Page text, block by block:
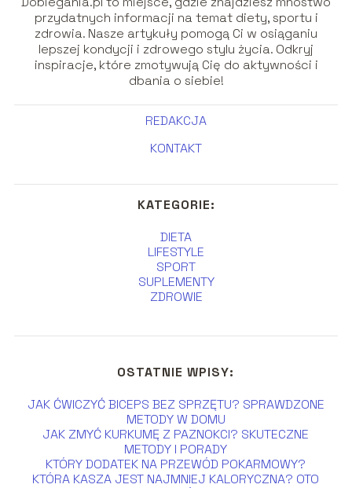
przydatnych informacji na temat diety, sportu i
zdrowia. Nasze artykuły pomogą Ci w osiąganiu
lepszej kondycji i zdrowego stylu życia. Odkryj
inspiracje, które zmotywują Cię do aktywności i
dbania o siebie!
REDAKCJA
KONTAKT
KATEGORIE:
DIETA
LIFESTYLE
SPORT
SUPLEMENTY
ZDROWIE
OSTATNIE WPISY:
JAK ĆWICZYĆ BICEPS BEZ SPRZĘTU? SPRAWDZONE
METODY W DOMU
JAK ZMYĆ KURKUMĘ Z PAZNOKCI? SKUTECZNE
METODY I PORADY
KTÓRY DODATEK NA PRZEWÓD POKARMOWY?
KTÓRA KASZA JEST NAJMNIEJ KALORYCZNA? OTO